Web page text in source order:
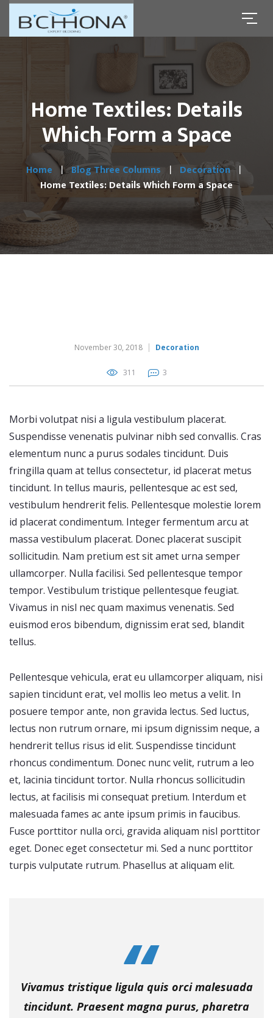
Home Textiles: Details
Which Form a Space
Home Blog Three Columns
Decoration
Home Textiles: Details Which Form a Space
November 30, 2018 Decoration
311 3
Morbi volutpat nisi a ligula vestibulum placerat.
Suspendisse venenatis pulvinar nibh sed convallis. Cras
elementum nunc a purus sodales tincidunt. Duis
fringilla quam at tellus consectetur, id placerat metus
tincidunt. In tellus mauris, pellentesque ac est sed,
vestibulum hendrerit felis. Pellentesque molestie lorem
id placerat condimentum. Integer fermentum arcu at
massa vestibulum placerat. Donec placerat suscipit
sollicitudin. Nam pretium est sit amet urna semper
ullamcorper. Nulla facilisi. Sed pellentesque tempor
tempor. Vestibulum tristique pellentesque feugiat.
Vivamus in nisl nec quam maximus venenatis. Sed
euismod eros bibendum, dignissim erat sed, blandit
tellus.
Pellentesque vehicula, erat eu ullamcorper aliquam, nisi
sapien tincidunt erat, vel mollis leo metus a velit. In
posuere tempor ante, non gravida lectus. Sed luctus,
lectus non rutrum ornare, mi ipsum dignissim neque, a
hendrerit tellus risus id elit. Suspendisse tincidunt
rhoncus condimentum. Donec nunc velit, rutrum a leo
et, lacinia tincidunt tortor. Nulla rhoncus sollicitudin
lectus, at facilisis mi consequat pretium. Interdum et
malesuada fames ac ante ipsum primis in faucibus.
Fusce porttitor nulla orci, gravida aliquam nisl porttitor
eget. Donec eget consectetur mi. Sed a nunc porttitor
turpis vulputate rutrum. Phasellus at aliquam elit.
Vivamus tristique ligula quis orci malesuada
tincidunt. Praesent magna purus, pharetra